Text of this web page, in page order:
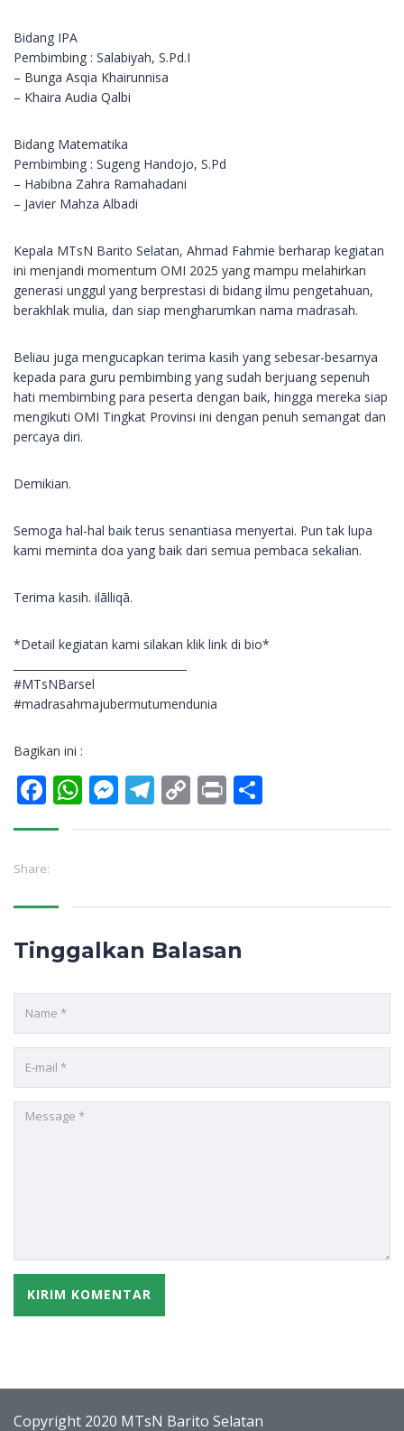
Bidang IPA
Pembimbing : Salabiyah, S.Pd.I
– Bunga Asqia Khairunnisa
– ⁠Khaira Audia Qalbi
Bidang Matematika
Pembimbing : Sugeng Handojo, S.Pd
– Habibna Zahra Ramahadani
– ⁠Javier Mahza Albadi
Kepala MTsN Barito Selatan, Ahmad Fahmie berharap kegiatan
ini menjandi momentum OMI 2025 yang mampu melahirkan
generasi unggul yang berprestasi di bidang ilmu pengetahuan,
berakhlak mulia, dan siap mengharumkan nama madrasah.
Beliau juga mengucapkan terima kasih yang sebesar-besarnya
kepada para guru pembimbing yang sudah berjuang sepenuh
hati membimbing para peserta dengan baik, hingga mereka siap
mengikuti OMI Tingkat Provinsi ini dengan penuh semangat dan
percaya diri.
Demikian.
Semoga hal-hal baik terus senantiasa menyertai. Pun tak lupa
kami meminta doa yang baik dari semua pembaca sekalian.
Terima kasih. ilālliqā.
*Detail kegiatan kami silakan klik link di bio*
#MTsNBarsel
#madrasahmajubermutumendunia
Bagikan ini :
Facebook
WhatsApp
Messenger
Telegram
Copy
Link
Print
Share:
Tinggalkan Balasan
Copyright 2020 MTsN Barito Selatan